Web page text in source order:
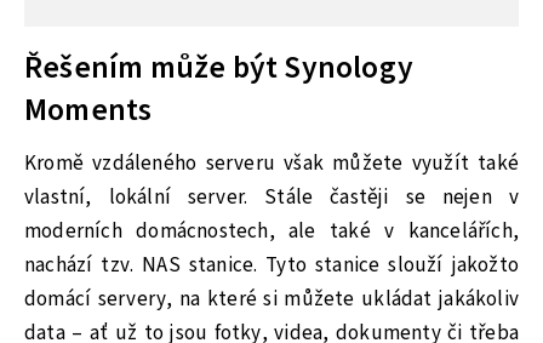
Řešením může být Synology
Moments
Kromě vzdáleného serveru však můžete využít také
vlastní, lokální server. Stále častěji se nejen v
moderních domácnostech, ale také v kancelářích,
nachází tzv. NAS stanice. Tyto stanice slouží jakožto
domácí servery, na které si můžete ukládat jakákoliv
data – ať už to jsou fotky, videa, dokumenty či třeba